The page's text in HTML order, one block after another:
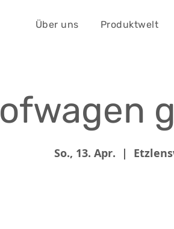
Über uns Produktwelt
So., 13. Apr.
  |